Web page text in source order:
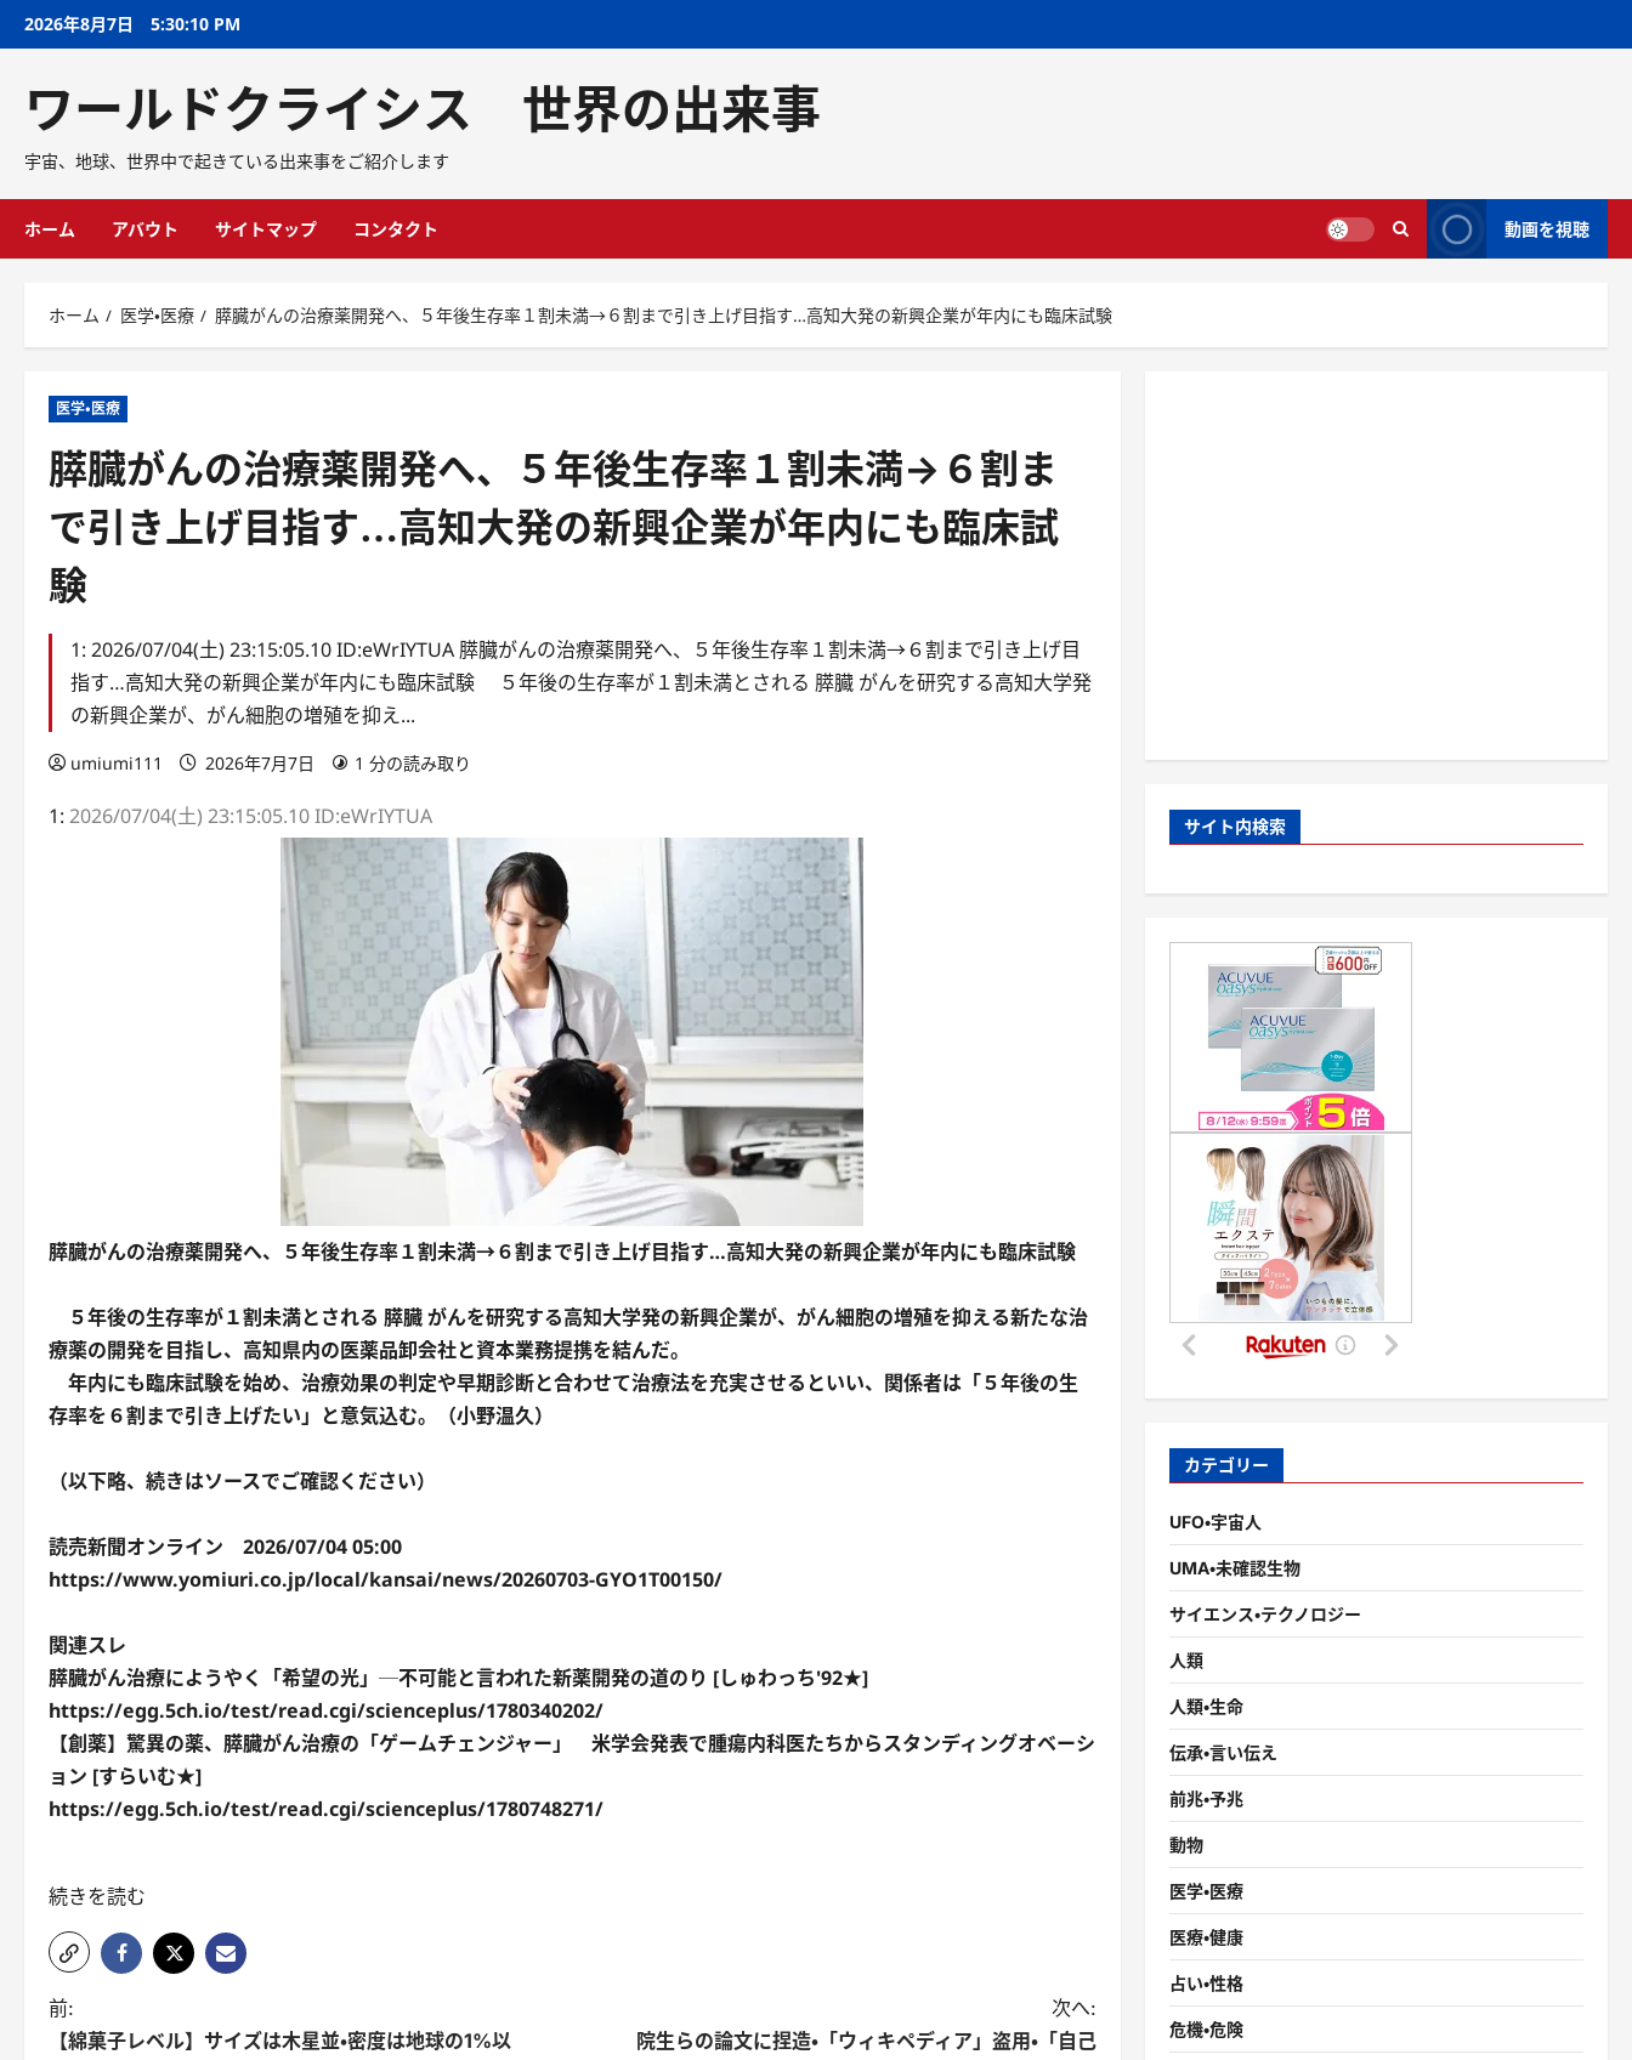
2026年8月7日 5:30:11 PM
ワールドクライシス 世界の出来事
宇宙、地球、世界中で起きている出来事をご紹介します
ホーム アバウト サイトマップ コンタクト 動画を視聴
ホーム 医学・医療 膵臓がんの治療薬開発へ、５年後生存率１割未満→６割まで引き上げ目指す…高知大発の新興企業が年内にも臨床試験
医学・医療
膵臓がんの治療薬開発へ、５年後生存率１割未満→６割ま
で引き上げ目指す…高知大発の新興企業が年内にも臨床試
験
1: 2026/07/04(土) 23:15:05.10 ID:eWrIYTUA 膵臓がんの治療薬開発へ、５年後生存率１割未満→６割まで引き上げ目
指す…高知大発の新興企業が年内にも臨床試験 ５年後の生存率が１割未満とされる 膵臓 がんを研究する高知大学発
の新興企業が、がん細胞の増殖を抑え...
umiumi111 2026年7月7日 1 分の読み取り
1: 2026/07/04(土) 23:15:05.10 ID:eWrIYTUA
膵臓がんの治療薬開発へ、５年後生存率１割未満→６割まで引き上げ目指す…高知大発の新興企業が年内にも臨床試験
５年後の生存率が１割未満とされる 膵臓 がんを研究する高知大学発の新興企業が、がん細胞の増殖を抑える新たな治
療薬の開発を目指し、高知県内の医薬品卸会社と資本業務提携を結んだ。
年内にも臨床試験を始め、治療効果の判定や早期診断と合わせて治療法を充実させるといい、関係者は「５年後の生
存率を６割まで引き上げたい」と意気込む。（小野温久）
（以下略、続きはソースでご確認ください）
読売新聞オンライン 2026/07/04 05:00
https://www.yomiuri.co.jp/local/kansai/news/20260703-GYO1T00150/
関連スレ
膵臓がん治療にようやく「希望の光」─不可能と言われた新薬開発の道のり [しゅわっち'92★]
https://egg.5ch.io/test/read.cgi/scienceplus/1780340202/
【創薬】驚異の薬、膵臓がん治療の「ゲームチェンジャー」 米学会発表で腫瘍内科医たちからスタンディングオベーシ
ョン [すらいむ★]
https://egg.5ch.io/test/read.cgi/scienceplus/1780748271/
続きを読む
前:
【綿菓子レベル】サイズは木星並・密度は地球の1%以
次へ:
院生らの論文に捏造・「ウィキペディア」盗用・「自己
サイト内検索
カテゴリー
UFO・宇宙人
UMA・未確認生物
サイエンス・テクノロジー
人類
人類・生命
伝承・言い伝え
前兆・予兆
動物
医学・医療
医療・健康
占い・性格
危機・危険